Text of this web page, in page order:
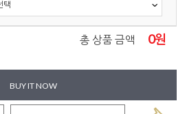
총 상품 금액 0원
BUY IT NOW